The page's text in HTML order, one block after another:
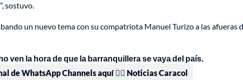
sostuvo.
un nuevo tema con su compatriota Manuel Turizo a las afueras
ven la hora de que la barranquillera se vaya del país.
de WhatsApp Channels aquí 👉🏻 Noticias Caracol